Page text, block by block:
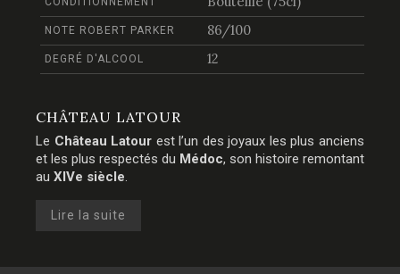
NOTE ROBERT PARKER 86/100
DEGRÉ D'ALCOOL 12
CHÂTEAU LATOUR
Le Château Latour est l’un des joyaux les plus anciens
et les plus respectés du Médoc, son histoire remontant
au XIVe siècle.
Lire la suite